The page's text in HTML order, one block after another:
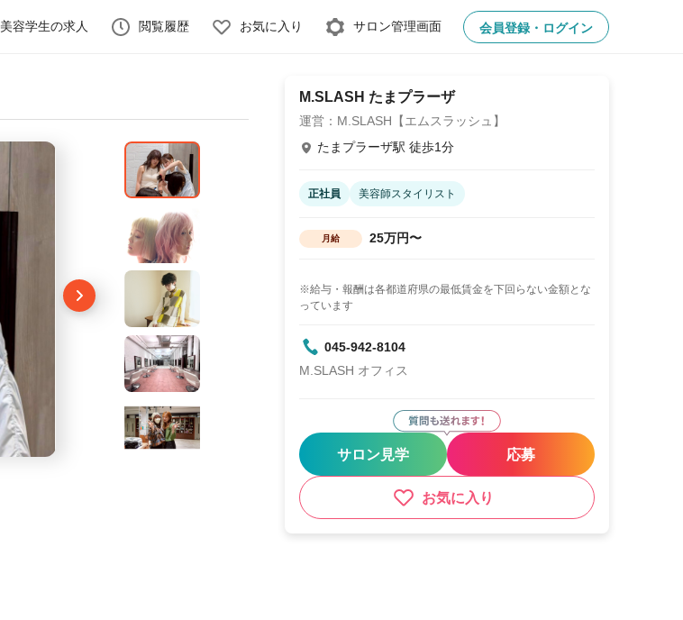
美容学生の求人 閲覧履歴 お気に入り サロン管理画面 会員登録・ログイン
M.SLASH たまプラーザ
運営：M.SLASH【エムスラッシュ】
たまプラーザ駅 徒歩1分
正社員 美容師スタイリスト
月給 25万円〜
※給与・報酬は各都道府県の最低賃金を下回らない金額とな
っています
045-942-8104
M.SLASH オフィス
サロン見学 応募
お気に入り